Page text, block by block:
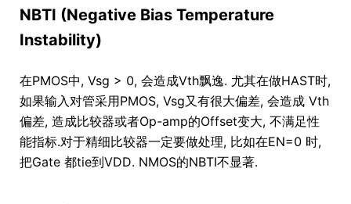
NBTI (Negative Bias Temperature
Instability)
在PMOS中, Vsg > 0, 会造成Vth飘逸. 尤其在做HAST时,
如果输入对管采用PMOS, Vsg又有很大偏差, 会造成 Vth
偏差, 造成比较器或者Op-amp的Offset变大, 不满足性
能指标.对于精细比较器一定要做处理, 比如在EN=0 时,
把Gate 都tie到VDD. NMOS的NBTI不显著.